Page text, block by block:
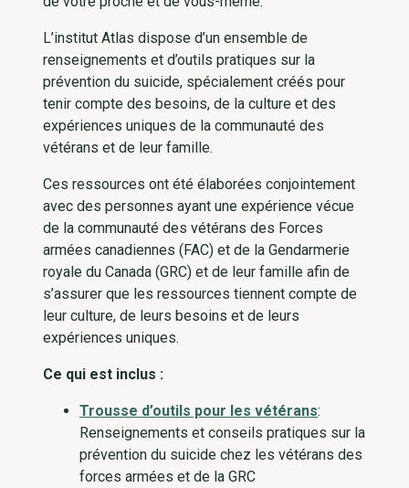
L’institut Atlas dispose d’un ensemble de
renseignements et d’outils pratiques sur la
prévention du suicide, spécialement créés pour
tenir compte des besoins, de la culture et des
expériences uniques de la communauté des
vétérans et de leur famille.
Ces ressources ont été élaborées conjointement
avec des personnes ayant une expérience vécue
de la communauté des vétérans des Forces
armées canadiennes (FAC) et de la Gendarmerie
royale du Canada (GRC) et de leur famille afin de
s’assurer que les ressources tiennent compte de
leur culture, de leurs besoins et de leurs
expériences uniques.
Ce qui est inclus :
Trousse d’outils pour les vétérans:
Renseignements et conseils pratiques sur la
prévention du suicide chez les vétérans des
forces armées et de la GRC